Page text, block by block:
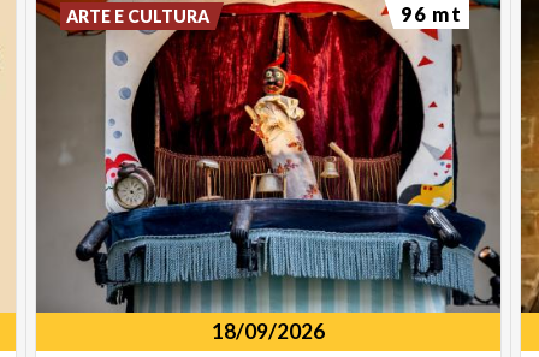
18/09/2026
ARTE E CULTURA 96 mt